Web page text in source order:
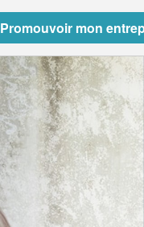
Promouvoir mon